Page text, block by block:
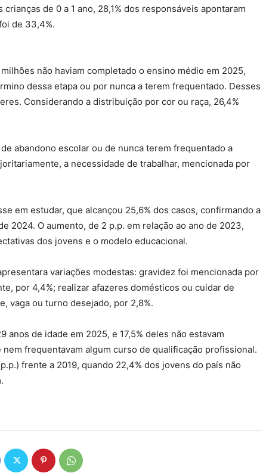
de 0 a 1 ano, 28,1% dos responsáveis apontaram
de 33,4%.
não haviam completado o ensino médio em 2025,
dessa etapa ou por nunca a terem frequentado. Desses
Considerando a distribuição por cor ou raça, 26,4%
abandono escolar ou de nunca terem frequentado a
a necessidade de trabalhar, mencionada por
em estudar, que alcançou 25,6% dos casos, confirmando a
2024. O aumento, de 2 p.p. em relação ao ano de 2023,
dos jovens e o modelo educacional.
variações modestas: gravidez foi mencionada por
por 4,4%; realizar afazeres domésticos ou cuidar de
vaga ou turno desejado, por 2,8%.
anos de idade em 2025, e 17,5% deles não estavam
frequentavam algum curso de qualificação profissional.
frente a 2019, quando 22,4% dos jovens do país não